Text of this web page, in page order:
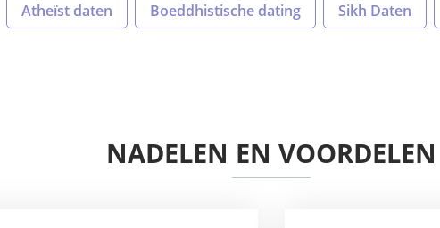
Atheïst daten Boeddhistische dating Sikh Daten
NADELEN EN VOORDELEN